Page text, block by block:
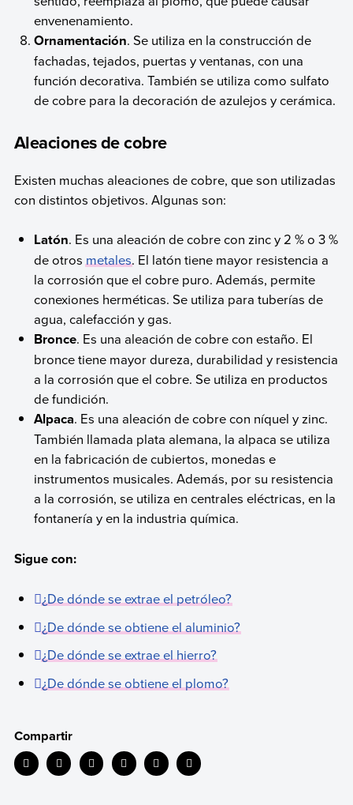
envenenamiento.
Ornamentación. Se utiliza en la construcción de
fachadas, tejados, puertas y ventanas, con una
función decorativa. También se utiliza como sulfato
de cobre para la decoración de azulejos y cerámica.
Aleaciones de cobre
Existen muchas aleaciones de cobre, que son utilizadas
con distintos objetivos. Algunas son:
Latón. Es una aleación de cobre con zinc y 2 % o 3 %
de otrosmetales. El latón tiene mayor resistencia a
la corrosión que el cobre puro. Además, permite
conexiones herméticas. Se utiliza para tuberías de
agua, calefacción y gas.
Bronce. Es una aleación de cobre con estaño. El
bronce tiene mayor dureza, durabilidad y resistencia
a la corrosión que el cobre. Se utiliza en productos
de fundición.
Alpaca. Es una aleación de cobre con níquel y zinc.
También llamada plata alemana, la alpaca se utiliza
en la fabricación de cubiertos, monedas e
instrumentos musicales. Además, por su resistencia
a la corrosión, se utiliza en centrales eléctricas, en la
fontanería y en la industria química.
Sigue con:
¿De dónde se extrae el petróleo?
¿De dónde se obtiene el aluminio?
¿De dónde se extrae el hierro?
¿De dónde se obtiene el plomo?
Compartir